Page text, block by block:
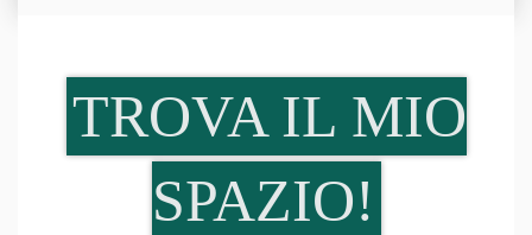
TROVA IL MIO
SPAZIO!